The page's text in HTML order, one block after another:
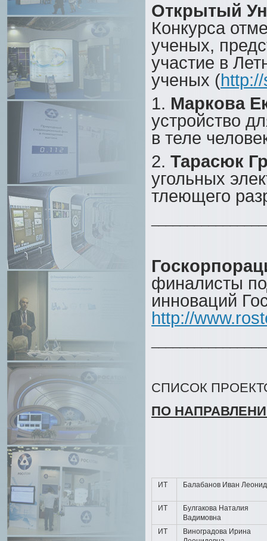
Открытый
Конкурса
ученых,
участие в
ученых (
1. Маркова
устройство
в теле
2. Тарасюк
угольных
тлеющего
финалисты
инноваций
http://
СПИСОК
ПО
ИТ Балабанов Иван
ИТ
Булгакова Наталия
Вадимовна
ИТ
Виноградова Ирина